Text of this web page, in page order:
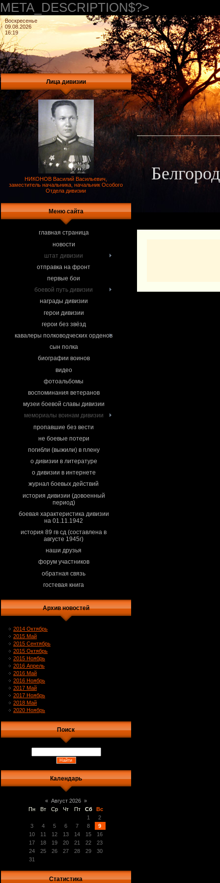
META_DESCRIPTION$?>
Воскресенье
09.08.2026
16:19
Лица дивизии
НИКОНОВ Василий Васильевич,
заместитель начальника, начальник Особого
Отдела дивизии
Меню сайта
главная страница
новости
штат дивизии
отправка на фронт
первые бои
боевой путь дивизии
награды дивизии
герои дивизии
герои без звёзд
кавалеры полководческих орденов
сын полка
биографии воинов
видео
фотоальбомы
воспоминания ветеранов
музеи боевой славы дивизии
мемориалы воинам дивизии
пропавшие без вести
не боевые потери
погибли (выжили) в плену
о дивизии в литературе
о дивизии в интернете
журнал боевых действий
история дивизии (довоенный
период)
боевая характеристика дивизии
на 01.11.1942
история 89 гв сд (составлена в
августе 1945г)
наши друзья
форум участников
обратная связь
гостевая книга
Архив новостей
2014 Октябрь
2015 Май
2015 Сентябрь
2015 Октябрь
2015 Ноябрь
2016 Апрель
2016 Май
2016 Ноябрь
2017 Май
2017 Ноябрь
2018 Май
2020 Ноябрь
Поиск
Календарь
« Август 2026 »
Пн
Вт Ср Чт Пт Сб
Вс
1
2
3
4 5 6 7 8
9
10
11 12 13 14 15
16
17
18 19 20 21 22
23
24
25 26 27 28 29
30
31
Статистика